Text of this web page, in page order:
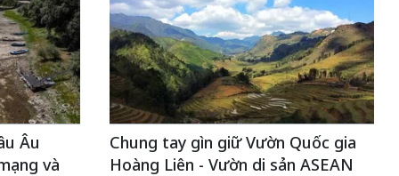
Âu
và
Chung tay gìn giữ Vườn Quốc gia
Hoàng Liên - Vườn di sản ASEAN